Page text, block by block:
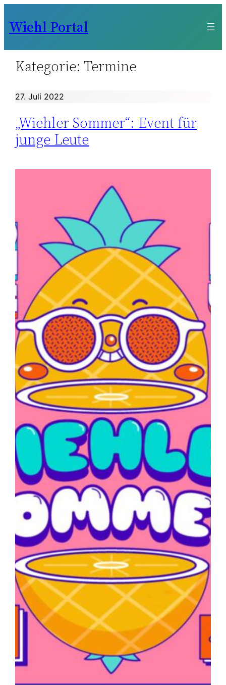
Inhalt
Wiehl Portal
Kategorie:Termine
27. Juli 2022
„Wiehler Sommer“: Event für
junge Leute